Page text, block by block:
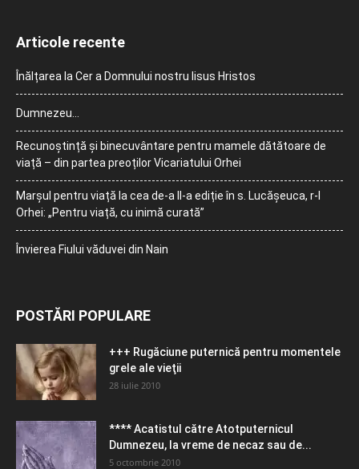
Articole recente
Înălțarea la Cer a Domnului nostru Iisus Hristos
Dumnezeu…
Recunoștință și binecuvântare pentru mamele dătătoare de
viață – din partea preoților Vicariatului Orhei
Marșul pentru viață la cea de-a II-a ediție în s. Lucășeuca, r-l
Orhei: „Pentru viață, cu inimă curată”
Învierea Fiului văduvei din Nain
POSTĂRI POPULARE
+++ Rugăciune puternică pentru momentele
grele ale vieţii
28 iulie 2010
**** Acatistul către Atotputernicul
Dumnezeu, la vreme de necaz sau de...
5 octombrie 2010